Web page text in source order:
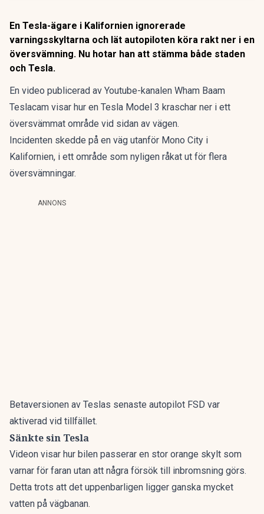
En Tesla-ägare i Kalifornien ignorerade
varningsskyltarna och lät autopiloten köra rakt ner i en
översvämning. Nu hotar han att stämma både staden
och Tesla.
En video publicerad av Youtube-kanalen Wham Baam
Teslacam visar hur en Tesla Model 3 kraschar ner i ett
översvämmat område vid sidan av vägen.
Incidenten skedde på en väg utanför Mono City i
Kalifornien, i ett område som nyligen råkat ut för flera
översvämningar.
ANNONS
Betaversionen av Teslas senaste autopilot FSD var
aktiverad vid tillfället.
Sänkte sin Tesla
Videon visar hur bilen passerar en stor orange skylt som
varnar för faran utan att några försök till inbromsning görs.
Detta trots att det uppenbarligen ligger ganska mycket
vatten på vägbanan.